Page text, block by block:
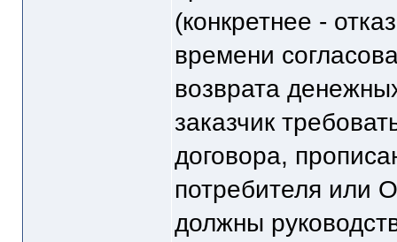
(конкретнее -
времени
возврата
заказчик
договора,
потребителя или
должны